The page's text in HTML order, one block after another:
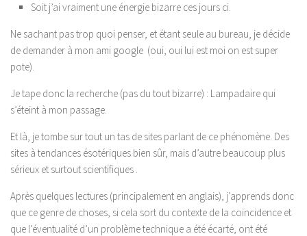
Soit j’ai vraiment une énergie bizarre ces jours ci.
Ne sachant pas trop quoi penser, et étant seule au bureau, je décide
de demander à mon ami google (oui, oui lui est moi on est super
pote).
Je tape donc la recherche (pas du tout bizarre) : Lampadaire qui
s’éteint à mon passage.
Et là, je tombe sur tout un tas de sites parlant de ce phénomène. Des
sites à tendances ésotériques bien sûr, mais d’autre beaucoup plus
sérieux et surtout scientifiques .
Après quelques lectures (principalement en anglais), j’apprends donc
que ce genre de choses, si cela sort du contexte de la coïncidence et
que l’éventualité d’un problème technique a été écarté, ont été